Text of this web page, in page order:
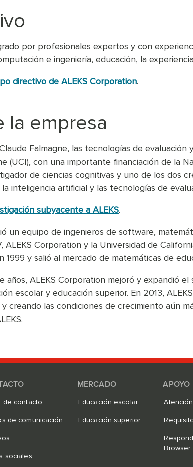
por profesionales expertos y con
e ingeniería, educación, la
directivo de ALEKS Corporation.
la empresa
Falmagne, las tecnologías de
(UCI), con una importante financiación de la
de ciencias cognitivas y uno de los dos
inteligencia artificial y las tecnologías de
subyacente a ALEKS.
un equipo de ingenieros de software,
ALEKS Corporation y la Universidad de
1999 y salió al mercado de matemáticas de
años, ALEKS Corporation mejoró y expandió
escolar y educación superior. En 2013,
creando las condiciones de crecimiento aún
de contacto
de comunicación
sociales
MERCADO
Educación escolar
Educación superior
APOYO
Browser